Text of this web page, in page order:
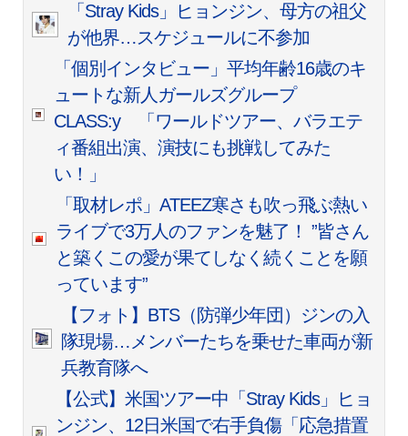
「Stray Kids」ヒョンジン、母方の祖父
が他界…スケジュールに不参加
「個別インタビュー」平均年齢16歳のキ
ュートな新人ガールズグループ
CLASS:y 「ワールドツアー、バラエテ
ィ番組出演、演技にも挑戦してみた
い！」
「取材レポ」ATEEZ寒さも吹っ飛ぶ熱い
ライブで3万人のファンを魅了！ ”皆さん
と築くこの愛が果てしなく続くことを願
っています”
【フォト】BTS（防弾少年団）ジンの入
隊現場…メンバーたちを乗せた車両が新
兵教育隊へ
【公式】米国ツアー中「Stray Kids」ヒョ
ンジン、12日米国で右手負傷「応急措置